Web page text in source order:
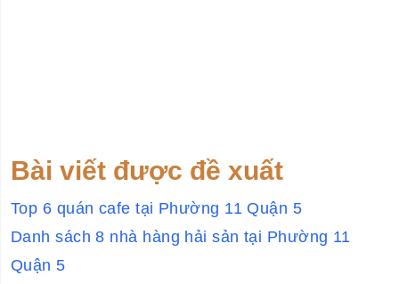
Bài viết được đề xuất
Top 6 quán cafe tại Phường 11 Quận 5
Danh sách 8 nhà hàng hải sản tại Phường 11
Quận 5